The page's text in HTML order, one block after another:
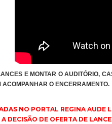
E MONTAR O AUDITÓRIO,
ACOMPANHAR O ENCERRAMENTO.
NO PORTAL REGINA AUDE
DECISÃO DE OFERTA DE